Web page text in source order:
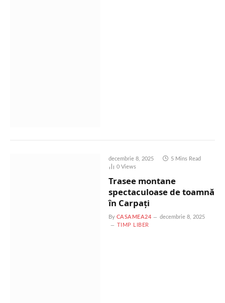
decembrie 8, 2025
5 Mins Read
0 Views
Trasee montane
spectaculoase de toamnă
în Carpați
By CASAMEA24
decembrie 8, 2025
TIMP LIBER